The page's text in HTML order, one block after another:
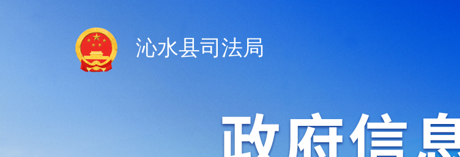
沁水县司法局